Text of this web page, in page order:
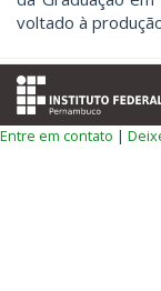
voltado à
Entre em contato |